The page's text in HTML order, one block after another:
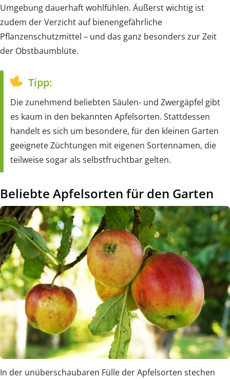
Umgebung dauerhaft wohlfühlen. Äußerst wichtig ist
zudem der Verzicht auf bienengefährliche
Pflanzenschutzmittel – und das ganz besonders zur Zeit
der Obstbaumblüte.
Tipp:
Die zunehmend beliebten Säulen- und Zwergäpfel gibt
es kaum in den bekannten Apfelsorten. Stattdessen
handelt es sich um besondere, für den kleinen Garten
geeignete Züchtungen mit eigenen Sortennamen, die
teilweise sogar als selbstfruchtbar gelten.
Beliebte Apfelsorten für den Garten
In der unüberschaubaren Fülle der Apfelsorten stechen